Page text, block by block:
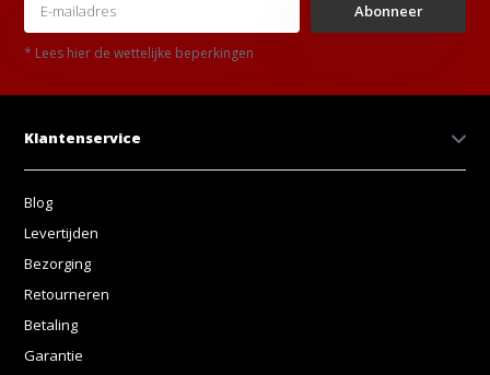
Abonneer
* Lees hier de wettelijke beperkingen
Klantenservice
Blog
Levertijden
Bezorging
Retourneren
Betaling
Garantie